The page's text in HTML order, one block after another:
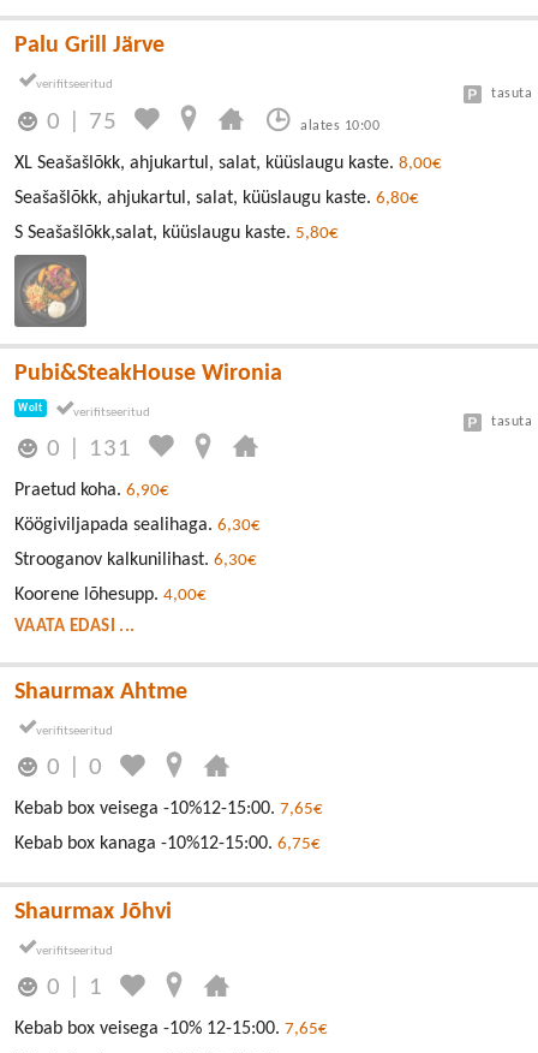
Palu Grill Järve
0 75 alates 10:00
tasuta
XL Seašašlõkk, ahjukartul, salat, küüslaugu kaste. 8,00€
Seašašlõkk, ahjukartul, salat, küüslaugu kaste. 6,80€
S Seašašlõkk,salat, küüslaugu kaste. 5,80€
Pubi&SteakHouse Wironia
Wolt
0 131
tasuta
Praetud koha. 6,90€
Köögiviljapada sealihaga. 6,30€
Strooganov kalkunilihast. 6,30€
Koorene lõhesupp. 4,00€
VAATA EDASI ...
Shaurmax Ahtme
0 |0
Kebab box veisega -10%12-15:00. 7,65€
Kebab box kanaga -10%12-15:00. 6,75€
Shaurmax Jõhvi
0 1
Kebab box veisega -10% 12-15:00. 7,65€